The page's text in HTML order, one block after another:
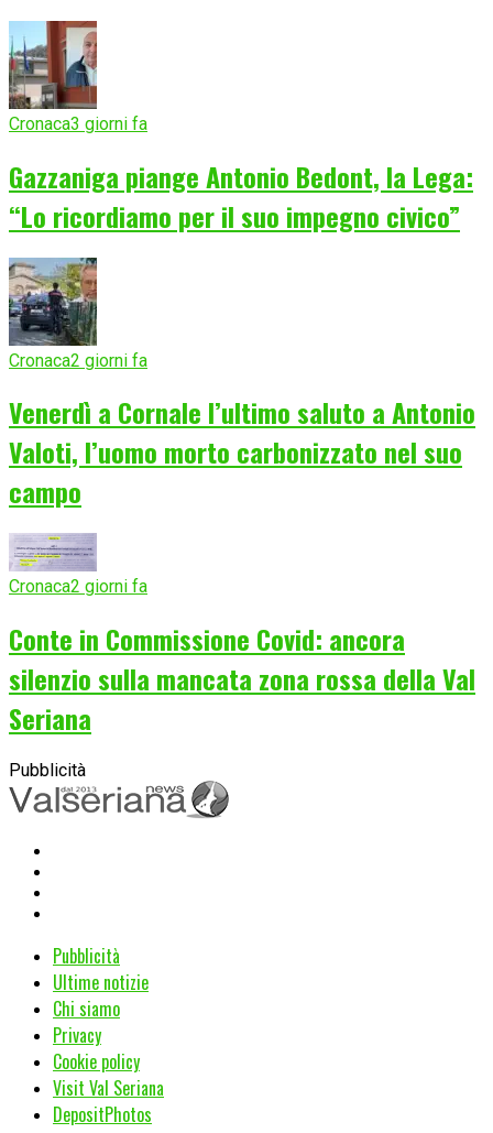
Cronaca3 giorni fa
Gazzaniga piange Antonio Bedont, la Lega:
“Lo ricordiamo per il suo impegno civico”
Cronaca2 giorni fa
Venerdì a Cornale l’ultimo saluto a Antonio
Valoti, l’uomo morto carbonizzato nel suo
campo
Cronaca2 giorni fa
Conte in Commissione Covid: ancora
silenzio sulla mancata zona rossa della Val
Seriana
Pubblicità
Pubblicità
Ultime notizie
Chi siamo
Privacy
Cookie policy
Visit Val Seriana
DepositPhotos